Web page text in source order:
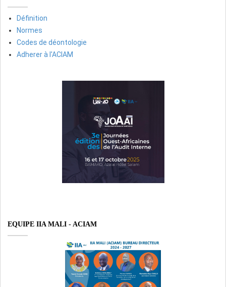
Définition
Normes
Codes de déontologie
Adherer à l'ACIAM
EQUIPE IIA MALI - ACIAM